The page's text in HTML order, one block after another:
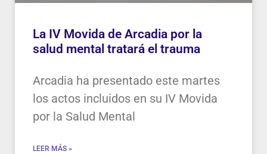
La IV Movida de Arcadia por la
salud mental tratará el trauma
Arcadia ha presentado este martes
los actos incluidos en su IV Movida
por la Salud Mental
LEER MÁS »